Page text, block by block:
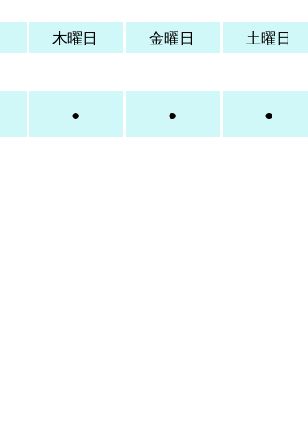
木曜日 金曜日
土曜日
● ● ●